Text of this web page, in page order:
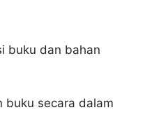
buku dan bahan
buku secara dalam